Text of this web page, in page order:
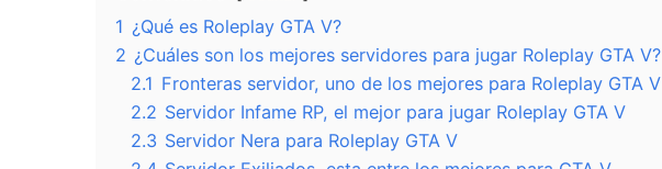
1 ¿Qué es Roleplay GTA V?
2 ¿Cuáles son los mejores servidores para jugar Roleplay GTA V?
2.1 Fronteras servidor, uno de los mejores para Roleplay GTA V
2.2 Servidor Infame RP, el mejor para jugar Roleplay GTA V
2.3 Servidor Nera para Roleplay GTA V